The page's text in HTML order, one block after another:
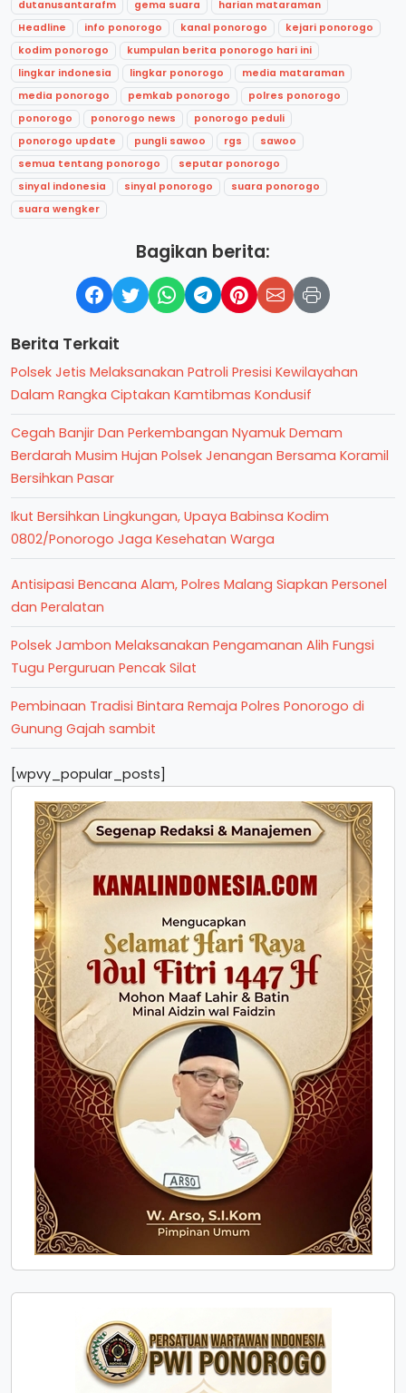
dutanusantarafm gema suara
harian mataraman
Headline
info ponorogo kanal ponorogo
kejari ponorogo
kodim ponorogo
kumpulan berita ponorogo hari ini
lingkar indonesia
lingkar ponorogo
media mataraman
media ponorogo
pemkab ponorogo
polres ponorogo
ponorogo
ponorogo news
ponorogo peduli
ponorogo update
pungli sawoo rgs
sawoo
semua tentang ponorogo
seputar ponorogo
sinyal indonesia
sinyal ponorogo
suara ponorogo
suara wengker
Bagikan berita:
Berita Terkait
Polsek Jetis Melaksanakan Patroli Presisi Kewilayahan
Dalam Rangka Ciptakan Kamtibmas Kondusif
Cegah Banjir Dan Perkembangan Nyamuk Demam
Berdarah Musim Hujan Polsek Jenangan Bersama Koramil
Bersihkan Pasar
Ikut Bersihkan Lingkungan, Upaya Babinsa Kodim
0802/Ponorogo Jaga Kesehatan Warga
Antisipasi Bencana Alam, Polres Malang Siapkan Personel
dan Peralatan
Polsek Jambon Melaksanakan Pengamanan Alih Fungsi
Tugu Perguruan Pencak Silat
Pembinaan Tradisi Bintara Remaja Polres Ponorogo di
Gunung Gajah sambit
[wpvy_popular_posts]